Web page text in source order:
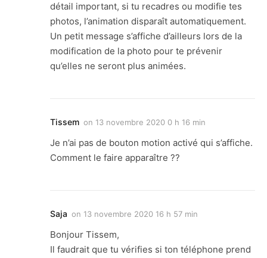
détail important, si tu recadres ou modifie tes
photos, l’animation disparaît automatiquement.
Un petit message s’affiche d’ailleurs lors de la
modification de la photo pour te prévenir
qu’elles ne seront plus animées.
Tissem on 13 novembre 2020 0 h 16 min
Je n’ai pas de bouton motion activé qui s’affiche.
Comment le faire apparaître ??
Saja on 13 novembre 2020 16 h 57 min
Bonjour Tissem,
Il faudrait que tu vérifies si ton téléphone prend